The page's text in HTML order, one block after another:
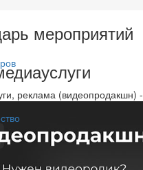
мероприятий
реклама (видеопродакшн) -